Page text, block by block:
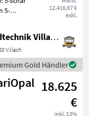
12.416,67 €
exkl.
5-
- 50 cm
A
Landtechnik Villach GmbH
Villach
Gold Händler
18.625
€
inkl. 13%